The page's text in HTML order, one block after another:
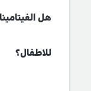
هل
للاطفال؟